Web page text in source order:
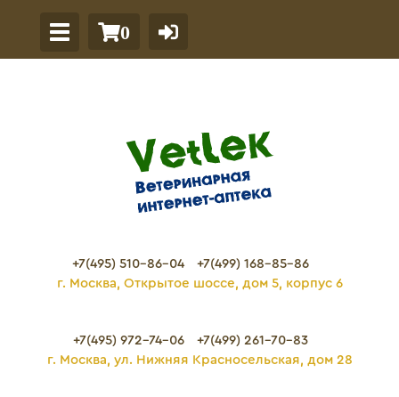
0
+7(495) 510-86-04
+7(499) 168-85-86
г. Москва, Открытое шоссе, дом 5, корпус 6
+7(495) 972-74-06
+7(499) 261-70-83
г. Москва, ул. Нижняя Красносельская, дом 28